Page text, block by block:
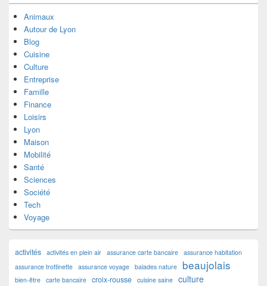
Animaux
Autour de Lyon
Blog
Cuisine
Culture
Entreprise
Famille
Finance
Loisirs
Lyon
Maison
Mobilité
Santé
Sciences
Société
Tech
Voyage
activités activités en plein air assurance carte bancaire assurance habitation
assurance trottinette assurance voyage balades nature beaujolais
bien-être carte bancaire croix-rousse cuisine saine culture